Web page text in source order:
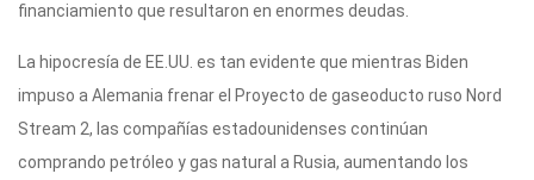
financiamiento que resultaron en enormes deudas.
La hipocresía de EE.UU. es tan evidente que mientras Biden
impuso a Alemania frenar el Proyecto de gaseoducto ruso Nord
Stream 2, las compañías estadounidenses continúan
comprando petróleo y gas natural a Rusia, aumentando los